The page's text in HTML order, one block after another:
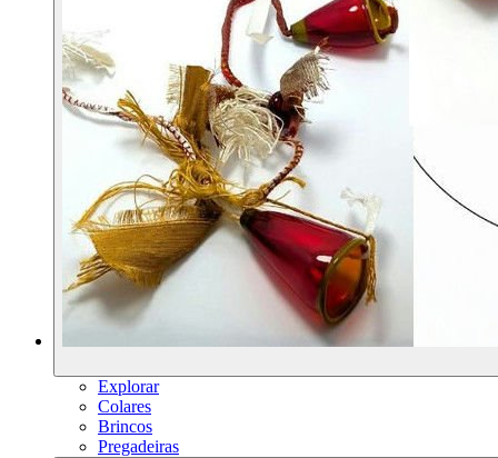
Explorar
Colares
Brincos
Pregadeiras